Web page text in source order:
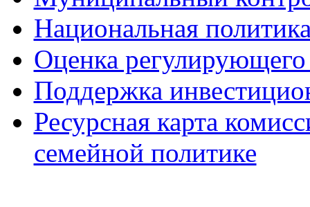
Национальная
Оценка регулирующего
Поддержка
Ресурсная карта
семейной политике